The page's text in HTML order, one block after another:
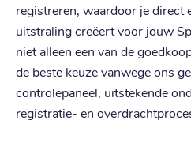
registreren, waardoor je direct
uitstraling creëert voor jouw
niet alleen een van de
de beste keuze vanwege ons
controlepaneel, uitstekende
registratie- en